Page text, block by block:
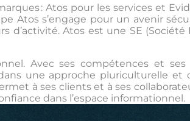
: Atos pour les services et
Atos s’engage pour un avenir
d’activité. Atos est une SE
Avec ses compétences et
une approche pluriculturelle
à ses clients et à ses
dans l’espace informationnel.